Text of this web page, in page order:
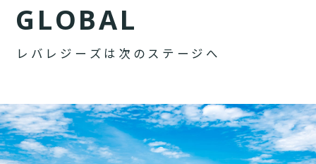
GLOBAL
レ バ レ ジ ー ズ は 次 の ス テ ー ジ へ